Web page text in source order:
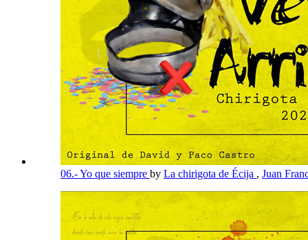
06.- Yo que siempre by La chirigota de Écija , Juan